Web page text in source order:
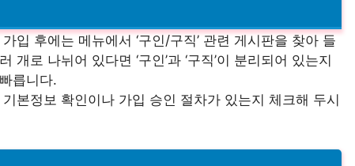
입 후에는 메뉴에서 ‘구인/구직’ 관련 게시판을 찾아 들
로 나뉘어 있다면 ‘구인’과 ‘구직’이 분리되어 있는지
릅니다.
본정보 확인이나 가입 승인 절차가 있는지 체크해 두시